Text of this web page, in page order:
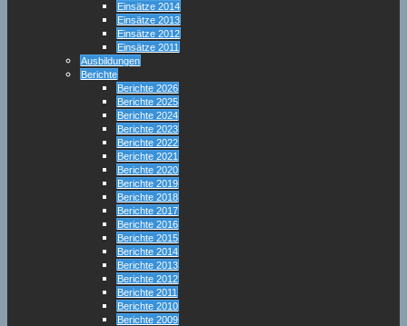
Einsätze 2014
Einsätze 2013
Einsätze 2012
Einsätze 2011
Ausbildungen
Berichte
Berichte 2026
Berichte 2025
Berichte 2024
Berichte 2023
Berichte 2022
Berichte 2021
Berichte 2020
Berichte 2019
Berichte 2018
Berichte 2017
Berichte 2016
Berichte 2015
Berichte 2014
Berichte 2013
Berichte 2012
Berichte 2011
Berichte 2010
Berichte 2009